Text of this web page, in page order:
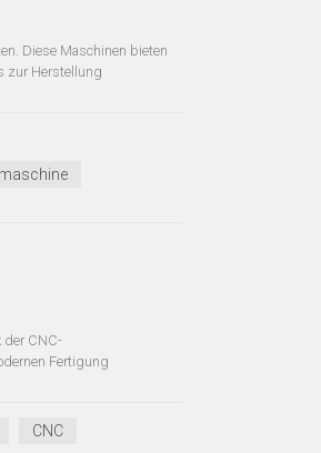
Diese Maschinen bieten
zur Herstellung
der CNC-
Fertigung
CNC